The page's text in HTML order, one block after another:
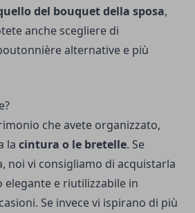
del bouquet della sposa,
anche scegliere di
alternative e più
che avete organizzato,
la cintura o le bretelle. Se
noi vi consigliamo di acquistarla
elegante e riutilizzabile in
Se invece vi ispirano di più